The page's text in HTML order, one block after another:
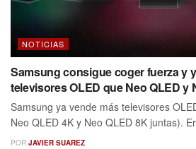
NOTICIAS
Samsung consigue coger fuerza y
televisores OLED que Neo QLED y
Samsung ya vende más televisores
Neo QLED 4K y Neo QLED 8K juntas).
POR JAVIER SUAREZ